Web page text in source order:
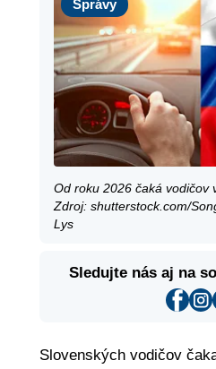
Správy
Od roku 2026 čaká vodičov
Zdroj: shutterstock.com/
Lys
Sledujte nás aj na
Slovenských vodičov